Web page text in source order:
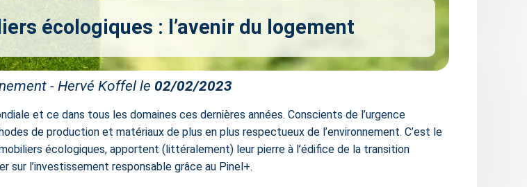
écologiques : l’avenir du logement
- Hervé Koffel le 02/02/2023
et ce dans tous les domaines ces dernières années. Conscients de l’urgence
de production et matériaux de plus en plus respectueux de l’environnement. C’est le
écologiques, apportent (littéralement) leur pierre à l’édifice de la transition
sur l’investissement responsable grâce au Pinel+.